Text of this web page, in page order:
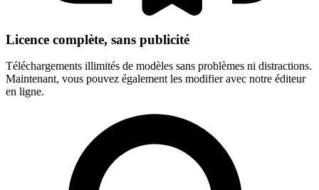
Licence complète, sans publicité
Téléchargements illimités de modèles sans problèmes ni distractions.
Maintenant, vous pouvez également les modifier avec notre éditeur
en ligne.